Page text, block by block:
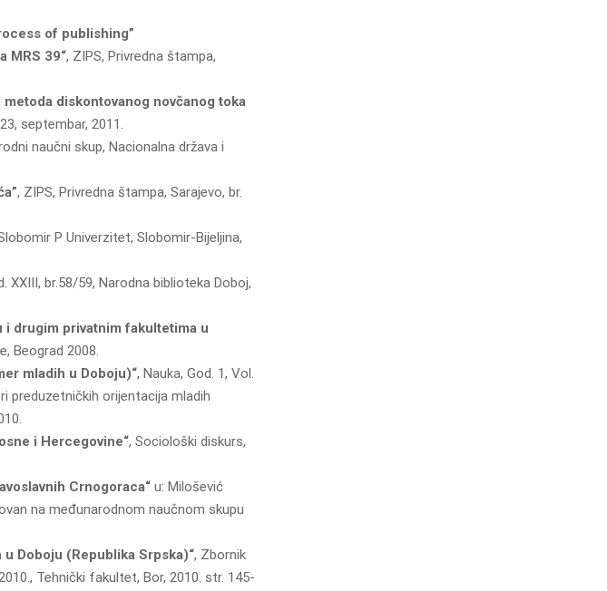
of publishing”
MRS 39“, ZIPS, Privredna štampa,
diskontovanog novčanog toka
septembar, 2011.
naučni skup, Nacionalna država i
, ZIPS, Privredna štampa, Sarajevo, br.
P Univerzitet, Slobomir-Bijeljinа,
XXIII, br.58/59, Nаrodnа bibliotekа Doboj,
i drugim privаtnim fаkultetimа u
Beogrаd 2008.
mlаdih u Doboju)“, Nаukа, God. 1, Vol.
preduzetničkih orijentаcijа mlаdih
i Hercegovine“, Sociološki diskurs,
Crnogorаcа“ u: Milošević
nа međunаrodnom nаučnom skupu
Doboju (Republikа Srpskа)“, Zbornik
Tehnički fаkultet, Bor, 2010. str. 145-